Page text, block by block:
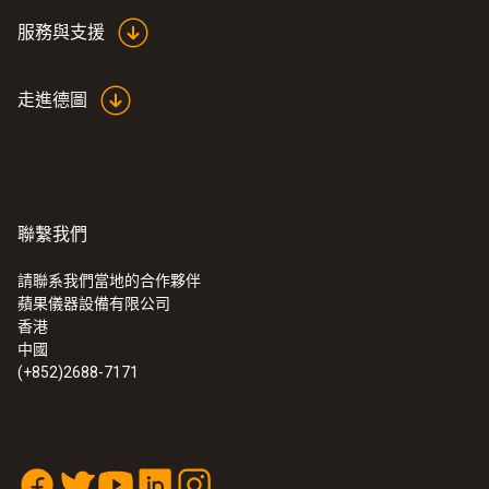
服務與支援
走進德圖
聯繫我們
請聯系我們當地的合作夥伴
蘋果儀器設備有限公司
香港
中國
(+852)2688-7171